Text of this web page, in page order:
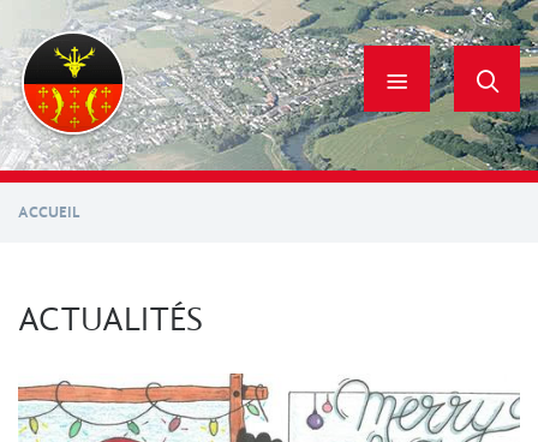
contenu
principal
ACCUEIL
ACTUALITÉS